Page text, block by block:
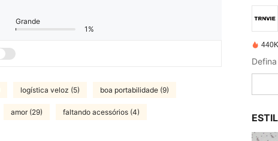
Grande
1%
logística veloz (5) boa portabilidade (9)
amor (29) faltando acessórios (4)